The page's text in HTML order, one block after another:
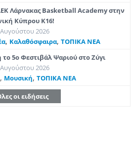
Λάρνακας Basketball Academy στην
Κύπρου Κ16!
2026
, Καλαθόσφαιρα, ΤΟΠΙΚΑ ΝΕΑ
5ο Φεστιβάλ Ψαριού στο Ζύγι
2026
, Μουσική, ΤΟΠΙΚΑ ΝΕΑ
οι ειδήσεις